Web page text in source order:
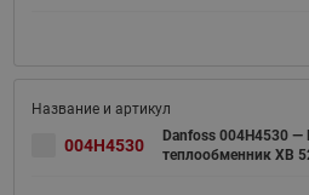
004H4530
Danfoss 004H4530
теплообменник XB